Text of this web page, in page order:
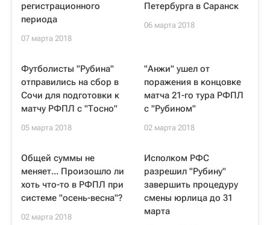
регистрационного
периода
07 марта 2018
Петербурга в Саранск
06 марта 2018
Футболисты "Рубина"
отправились на сбор в
Сочи для подготовки к
матчу РФПЛ с "Тосно"
05 марта 2018
"Анжи" ушел от
поражения в концовке
матча 21-го тура РФПЛ
с "Рубином"
02 марта 2018
Общей суммы не
меняет... Произошло ли
хоть что-то в РФПЛ при
системе "осень-весна"?
02 марта 2018
Исполком РФС
разрешил "Рубину"
завершить процедуру
смены юрлица до 31
марта